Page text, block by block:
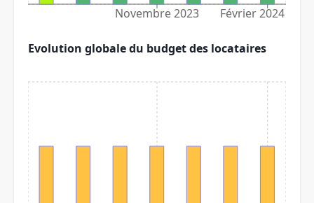
Novembre 2023 Février 2024
Evolution globale du budget des locataires